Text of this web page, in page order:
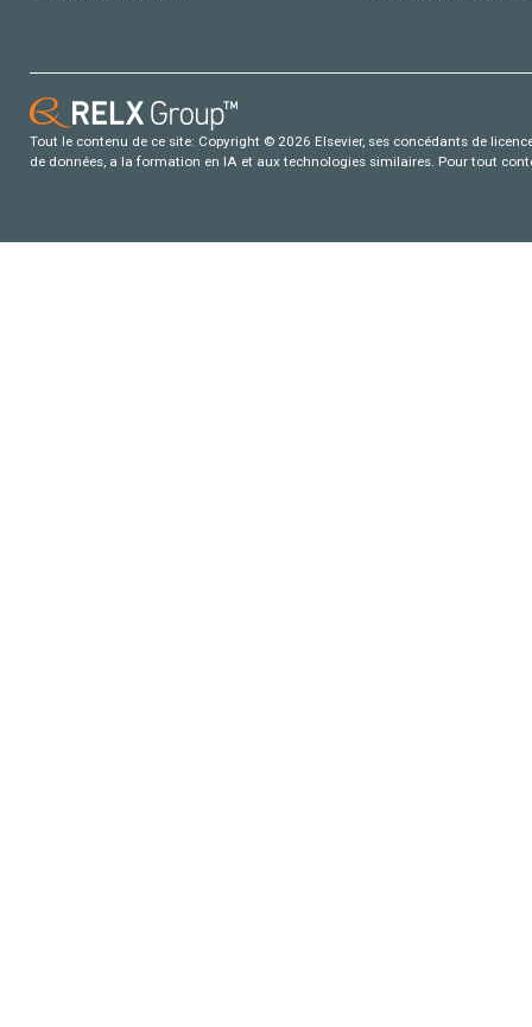
Tout le contenu de ce site: Copyright © 2026 Elsevier, ses concédants de
de données, a la formation en IA et aux technologies similaires. Pour tout